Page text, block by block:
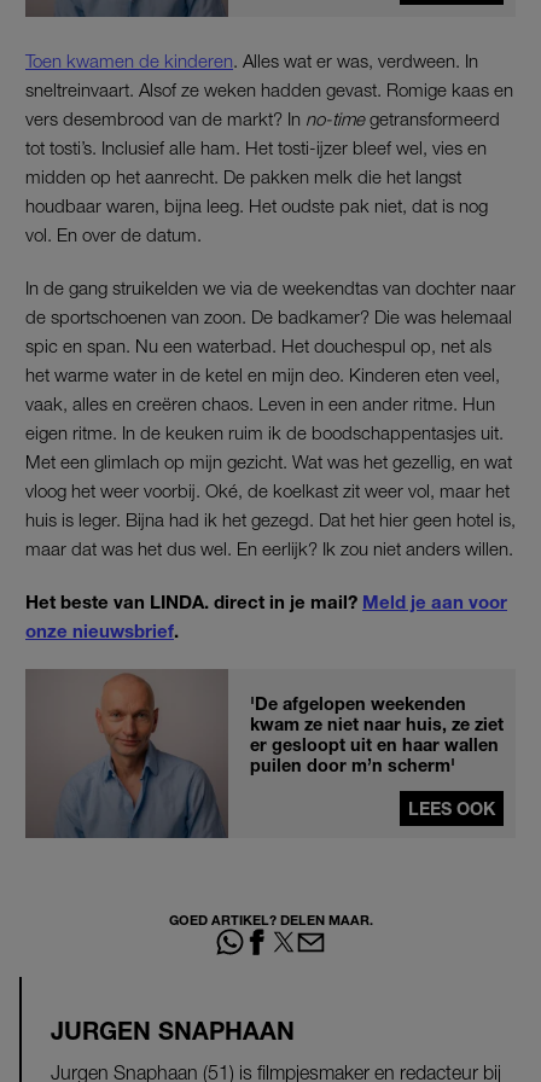
Toen kwamen de kinderen. Alles wat er was, verdween. In
sneltreinvaart. Alsof ze weken hadden gevast. Romige kaas en
vers desembrood van de markt? In no-timegetransformeerd
tot tosti’s. Inclusief alle ham. Het tosti-ijzer bleef wel, vies en
midden op het aanrecht. De pakken melk die het langst
houdbaar waren, bijna leeg. Het oudste pak niet, dat is nog
vol. En over de datum.
In de gang struikelden we via de weekendtas van dochter naar
de sportschoenen van zoon. De badkamer? Die was helemaal
spic en span. Nu een waterbad. Het douchespul op, net als
het warme water in de ketel en mijn deo. Kinderen eten veel,
vaak, alles en creëren chaos. Leven in een ander ritme. Hun
eigen ritme. In de keuken ruim ik de boodschappentasjes uit.
Met een glimlach op mijn gezicht. Wat was het gezellig, en wat
vloog het weer voorbij. Oké, de koelkast zit weer vol, maar het
huis is leger. Bijna had ik het gezegd. Dat het hier geen hotel is,
maar dat was het dus wel. En eerlijk? Ik zou niet anders willen.
Het beste van LINDA. direct in je mail? Meld je aan voor
onze nieuwsbrief.
'De afgelopen weekenden
kwam ze niet naar huis, ze ziet
er gesloopt uit en haar wallen
puilen door m’n scherm'
LEES OOK
GOED ARTIKEL? DELEN MAAR.
JURGEN SNAPHAAN
Jurgen Snaphaan (51) is filmpjesmaker en redacteur bij